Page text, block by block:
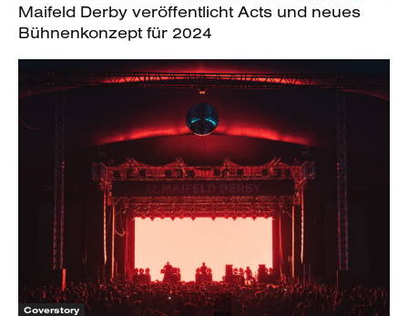
Maifeld Derby veröffentlicht Acts und neues
Bühnenkonzept für 2024
Coverstory